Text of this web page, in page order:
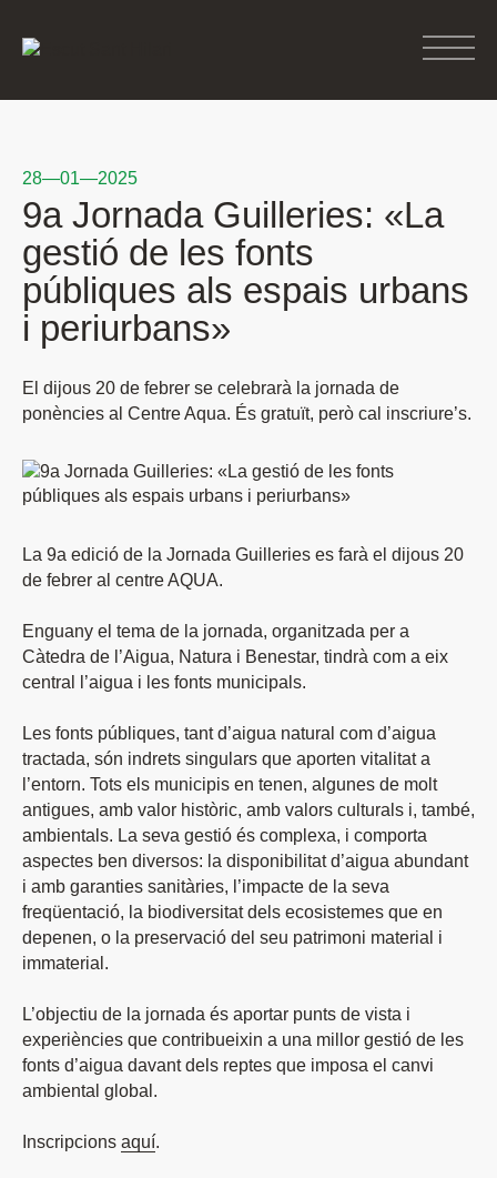
28—01—2025
9a Jornada Guilleries: «La
gestió de les fonts
públiques als espais urbans
i periurbans»
El dijous 20 de febrer se celebrarà la jornada de
ponències al Centre Aqua. És gratuït, però cal inscriure’s.
La 9a edició de la Jornada Guilleries es farà el dijous 20
de febrer al centre AQUA.
Enguany el tema de la jornada, organitzada per a
Càtedra de l’Aigua, Natura i Benestar, tindrà com a eix
central l’aigua i les fonts municipals.
Les fonts públiques, tant d’aigua natural com d’aigua
tractada, són indrets singulars que aporten vitalitat a
l’entorn. Tots els municipis en tenen, algunes de molt
antigues, amb valor històric, amb valors culturals i, també,
ambientals. La seva gestió és complexa, i comporta
aspectes ben diversos: la disponibilitat d’aigua abundant
i amb garanties sanitàries, l’impacte de la seva
freqüentació, la biodiversitat dels ecosistemes que en
depenen, o la preservació del seu patrimoni material i
immaterial.
L’objectiu de la jornada és aportar punts de vista i
experiències que contribueixin a una millor gestió de les
fonts d’aigua davant dels reptes que imposa el canvi
ambiental global.
Inscripcions aquí.